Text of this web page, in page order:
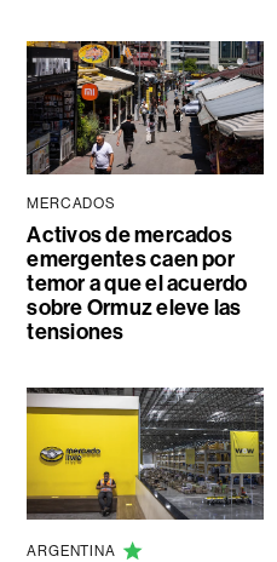
MERCADOS
Activos de mercados
emergentes caen por
temor a que el acuerdo
sobre Ormuz eleve las
tensiones
ARGENTINA